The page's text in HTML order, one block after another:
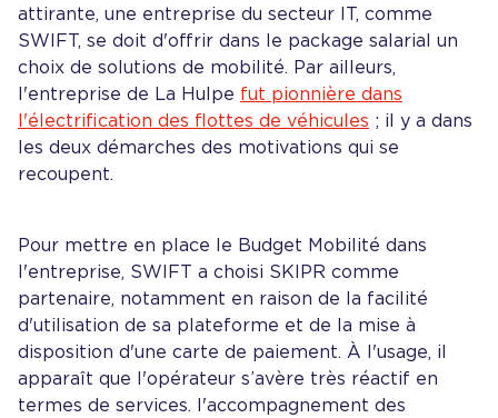
attirante, une entreprise du secteur IT, comme
SWIFT, se doit d'offrir dans le package salarial un
choix de solutions de mobilité. Par ailleurs,
l'entreprise de La Hulpe fut pionnière dans
l'électrification des flottes de véhicules ; il y a dans
les deux démarches des motivations qui se
recoupent.
Pour mettre en place le Budget Mobilité dans
l'entreprise, SWIFT a choisi SKIPR comme
partenaire, notamment en raison de la facilité
d'utilisation de sa plateforme et de la mise à
disposition d'une carte de paiement. À l'usage, il
apparaît que l'opérateur s’avère très réactif en
termes de services. l'accompagnement des